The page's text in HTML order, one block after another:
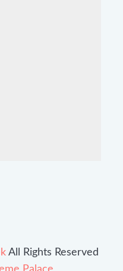
All Rights Reserved